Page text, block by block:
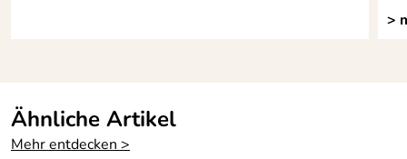
>
Ähnliche Artikel
Mehr entdecken >